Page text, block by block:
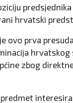
hrvatski
ovo prva
zbog
predmet